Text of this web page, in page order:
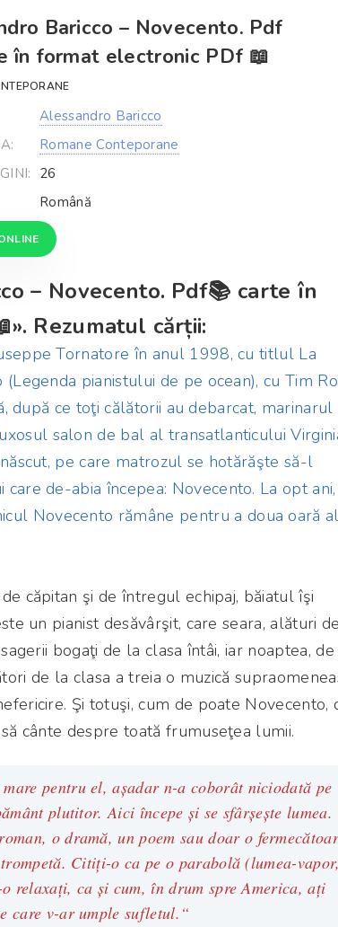
Baricco – Novecento. Pdf
în format electronic PDf 📖
Alessandro Baricco
Romane Conteporane
26
Română
– Novecento. Pdf📚 carte în
Rezumatul cărții:
Tornatore în anul 1998, cu titlul La
pianistului de pe ocean), cu Tim
ce toţi călătorii au debarcat, marinarul
salon de bal al transatlanticului
pe care matrozul se hotărăşte să-l
de-abia începea: Novecento. La opt ani,
Novecento rămâne pentru a doua oară
căpitan şi de întregul echipaj, băiatul îşi
un pianist desăvârşit, care seara, alături
bogaţi de la clasa întâi, iar noaptea, de
de la clasa a treia o muzică
Şi totuşi, cum de poate Novecento,
cânte despre toată frumuseţea lumii.
pentru el, aşadar n-a coborât niciodată pe
plutitor. Aici începe şi se sfârşeşte lumea.
o dramă, un poem sau doar o
Citiţi-o ca pe o parabolă (lumea-
relaxaţi, ca şi cum, în drum spre America, aţi
care v-ar umple sufletul.“